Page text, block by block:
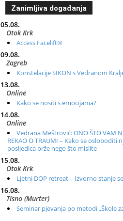
Zanimljiva događanja
05.08.
Otok Krk
Access Facelift®
09.08.
Zagreb
Konstelacije SIKON s Vedranom
13.08.
Online
Kako se nositi s emocijama?
14.08.
Online
Vedrana Meštrović: ONO ŠTO VAM
REKAO O TRAUMI – Kako se osloboditi
posljedica brže nego što mislite
15.08.
Otok Krk
Ljetni DOP retreat – Izvorno stanje
16.08.
Tisno (Murter)
Seminar pjevanja po metodi „Škole
glasa“